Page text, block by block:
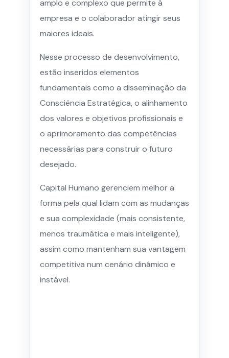
amplo e complexo que permite à
empresa e o colaborador atingir seus
maiores ideais.
Nesse processo de desenvolvimento,
estão inseridos elementos
fundamentais como a disseminação da
Consciência Estratégica, o alinhamento
dos valores e objetivos profissionais e
o aprimoramento das competências
necessárias para construir o futuro
desejado.
Capital Humano gerenciem melhor a
forma pela qual lidam com as mudanças
e sua complexidade (mais consistente,
menos traumática e mais inteligente),
assim como mantenham sua vantagem
competitiva num cenário dinâmico e
instável.